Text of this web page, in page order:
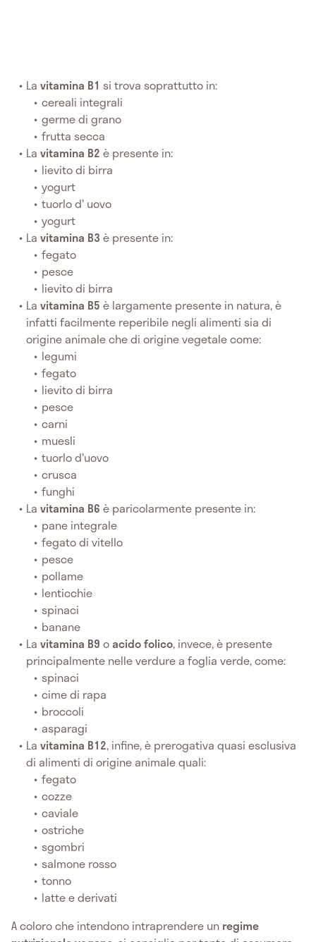
Lavitamina B1 si trova soprattutto in:
cereali integrali
germe di grano
frutta secca
Lavitamina B2 è presente in:
lievito di birra
yogurt
tuorlo d' uovo
yogurt
Lavitamina B3 è presente in:
fegato
pesce
lievito di birra
Lavitamina B5è largamente presente in natura, è
infatti facilmente reperibile negli alimenti sia di
origine animale che di origine vegetale come:
legumi
fegato
lievito di birra
pesce
carni
muesli
tuorlo d'uovo
crusca
funghi
Lavitamina B6è paricolarmente presente in:
pane integrale
fegato di vitello
pesce
pollame
lenticchie
spinaci
banane
Lavitamina B9oacido folico, invece, è presente
principalmente nelle verdure a foglia verde, come:
spinaci
cime di rapa
broccoli
asparagi
La vitamina B12, infine, è prerogativa quasi esclusiva
di alimenti di origine animale quali:
fegato
cozze
caviale
ostriche
sgombri
salmone rosso
tonno
latte e derivati
A coloro che intendono intraprendere un regime